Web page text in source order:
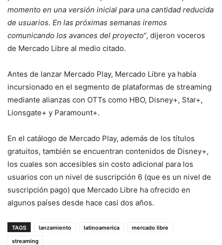
momento en una versión inicial para una cantidad reducida
de usuarios. En las próximas semanas iremos
comunicando los avances del proyecto“, dijeron voceros
de Mercado Libre al medio citado.
Antes de lanzar Mercado Play, Mercado Libre ya había
incursionado en el segmento de plataformas de streaming
mediante alianzas con OTTs como HBO, Disney+, Star+,
Lionsgate+ y Paramount+.
En el catálogo de Mercado Play, además de los títulos
gratuitos, también se encuentran contenidos de Disney+,
los cuales son accesibles sin costo adicional para los
usuarios con un nivel de suscripción 6 (que es un nivel de
suscripción pago) que Mercado Libre ha ofrecido en
algunos países desde hace casi dos años.
TAGS lanzamiento latinoamerica
mercado libre
streaming